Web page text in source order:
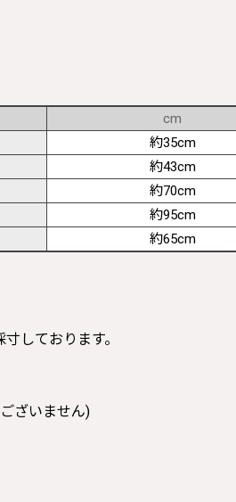
cm
約35cm
約43cm
約70cm
約95cm
約65cm
しております。
ざいません)